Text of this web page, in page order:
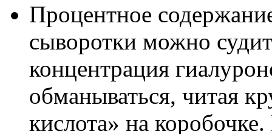
Процентное
сыворотки можно
концентрация
обманываться, читая
кислота» на